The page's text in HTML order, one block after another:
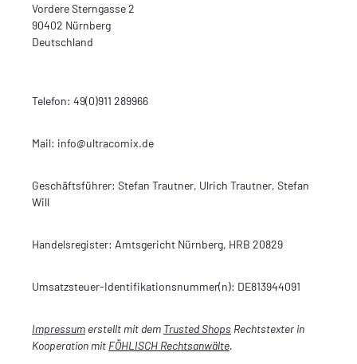
Vordere Sterngasse 2
90402 Nürnberg
Deutschland
Telefon: 49(0)911 289966
Mail: info@ultracomix.de
Geschäftsführer: Stefan Trautner, Ulrich Trautner, Stefan
Will
Handelsregister: Amtsgericht Nürnberg, HRB 20829
Umsatzsteuer-Identifikationsnummer(n): DE813944091
Impressum erstellt mit dem Trusted Shops Rechtstexter in
Kooperation mit FÖHLISCH Rechtsanwälte.